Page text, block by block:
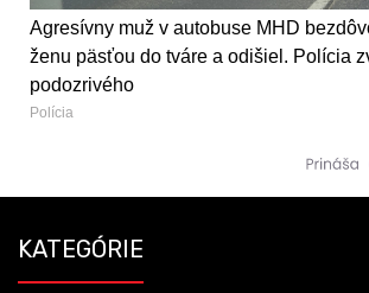
Agresívny muž v autobuse MHD
ženu päsťou do tváre a odišiel. Polícia
podozrivého
Polícia
KATEGÓRIE